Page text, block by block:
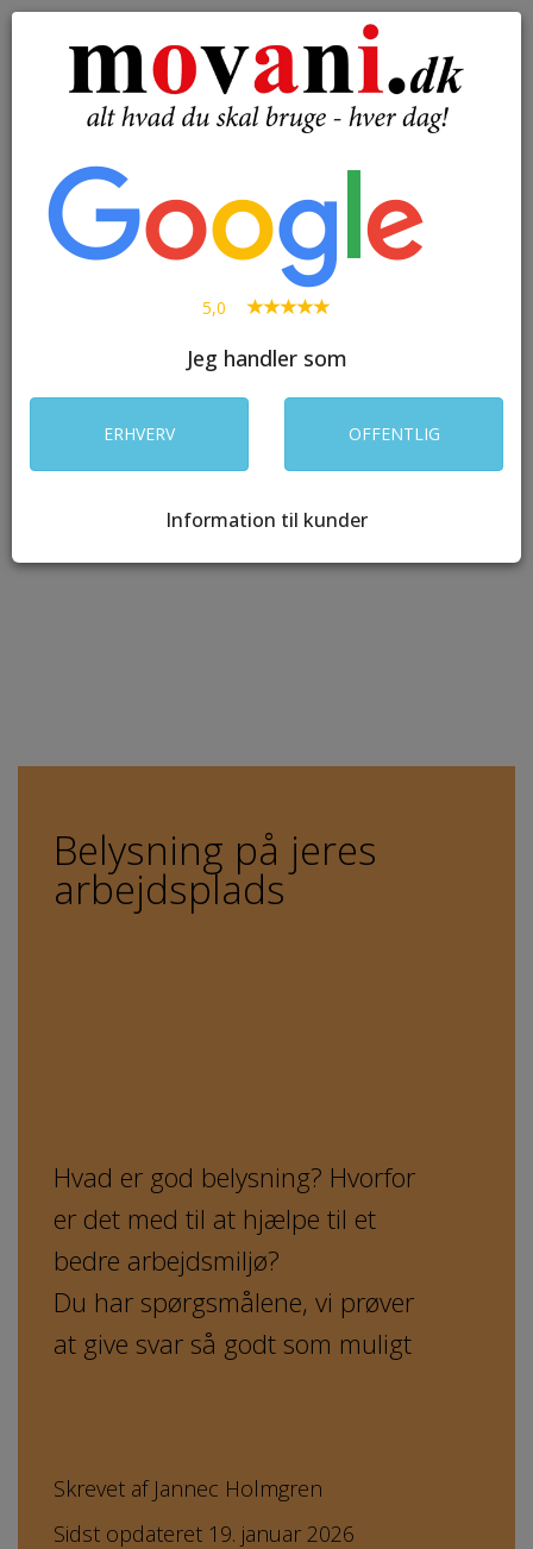
Toggle
Belysning på jeres
arbejdsplads
Hvad er god belysning? Hvorfor
er det med til at hjælpe til et
bedre arbejdsmiljø?
Du har spørgsmålene, vi prøver
at give svar så godt som muligt
Skrevet af Jannec Holmgren
Sidst opdateret 19. januar 2026
5,0
Jeg handler som
ERHVERV OFFENTLIG
Information til kunder